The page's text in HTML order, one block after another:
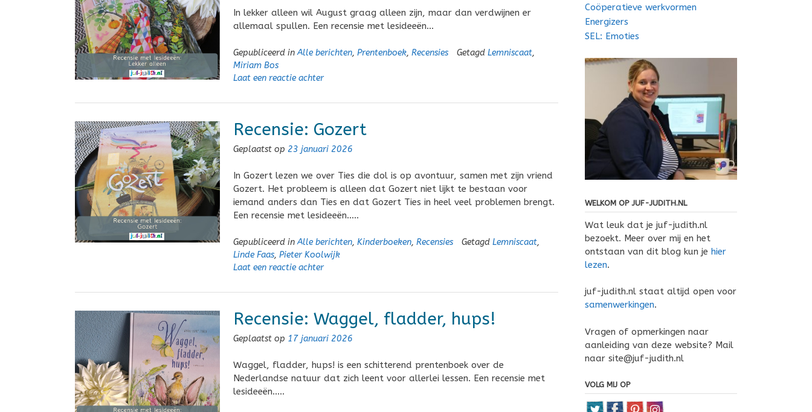
In lekker alleen wil August graag alleen zijn, maar dan verdwijnen er
allemaal spullen. Een recensie met lesideeën…
Gepubliceerd inAlle berichten, Prentenboek, Recensies Getagd Lemniscaat,
Miriam Bos
Laat een reactie achter
Recensie: Gozert
Geplaatst op 23 januari 2026
In Gozert lezen we over Ties die dol is op avontuur, samen met zijn vriend
Gozert. Het probleem is alleen dat Gozert niet lijkt te bestaan voor
iemand anders dan Ties en dat Gozert Ties in heel veel problemen brengt.
Een recensie met lesideeën…..
Gepubliceerd inAlle berichten, Kinderboeken, Recensies Getagd Lemniscaat,
Linde Faas, Pieter Koolwijk
Laat een reactie achter
Recensie: Waggel, fladder, hups!
Geplaatst op 17 januari 2026
Waggel, fladder, hups! is een schitterend prentenboek over de
Nederlandse natuur dat zich leent voor allerlei lessen. Een recensie met
lesideeën…..
Coöperatieve werkvormen
Energizers
SEL: Emoties
WELKOM OP JUF-JUDITH.NL
Wat leuk dat je juf-judith.nl
bezoekt. Meer over mij en het
ontstaan van dit blog kun je hier
lezen.
juf-judith.nl staat altijd open voor
samenwerkingen.
Vragen of opmerkingen naar
aanleiding van deze website? Mail
naar site@juf-judith.nl
VOLG MIJ OP